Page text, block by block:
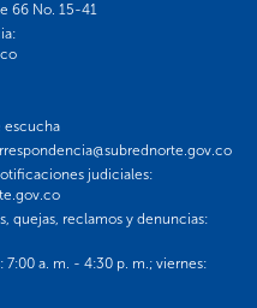
66 No. 15-41
escucha
judiciales:
quejas, reclamos y denuncias:
7:00 a. m. - 4:30 p. m.; viernes: